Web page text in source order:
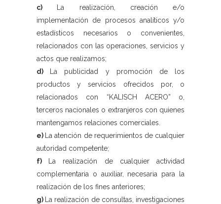
c)
La realización, creación e/o
implementación de procesos analíticos y/o
estadísticos necesarios o convenientes,
relacionados con las operaciones, servicios y
actos que realizamos;
d)
La publicidad y promoción de los
productos y servicios ofrecidos por, o
relacionados con “KALISCH ACERO” o,
terceros nacionales o extranjeros con quienes
mantengamos relaciones comerciales.
e)
La atención de requerimientos de cualquier
autoridad competente;
f)
La realización de cualquier actividad
complementaria o auxiliar, necesaria para la
realización de los fines anteriores;
g)
La realización de consultas, investigaciones